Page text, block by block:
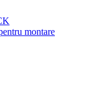
montare